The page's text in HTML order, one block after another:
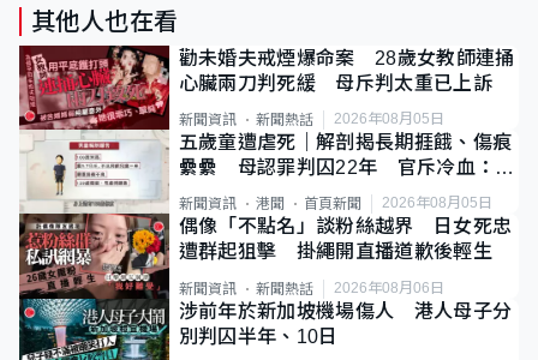
其他人也在看
勸未婚夫戒煙爆命案 28歲女教師連捅
心臟兩刀判死緩 母斥判太重已上訴
新聞資訊 新聞熱話 2026年08月05日
五歲童遭虐死｜解剖揭長期捱餓、傷痕
纍纍 母認罪判囚22年 官斥冷血：同
類案最惡劣
新聞資訊 港聞 首頁新聞 2026年08月05日
偶像「不點名」談粉絲越界 日女死忠
遭群起狙擊 掛繩開直播道歉後輕生
新聞資訊 新聞熱話 2026年08月06日
涉前年於新加坡機場傷人 港人母子分
別判囚半年、10日